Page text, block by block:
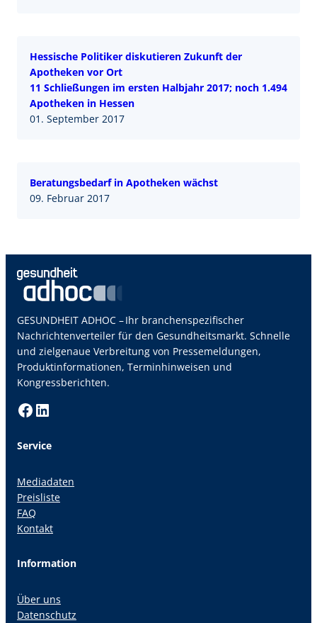
Hessische Politiker diskutieren Zukunft der
Apotheken vor Ort
11 Schließungen im ersten Halbjahr 2017; noch 1.494
Apotheken in Hessen
01. September 2017
Beratungsbedarf in Apotheken wächst
09. Februar 2017
GESUNDHEIT ADHOC – Ihr branchenspezifischer
Nachrichtenverteiler für den Gesundheitsmarkt. Schnelle
und zielgenaue Verbreitung von Pressemeldungen,
Produktinformationen, Terminhinweisen und
Kongressberichten.
Facebook LinkedIn
Service
Mediadaten
Preisliste
FAQ
Kontakt
Information
Über uns
Datenschutz